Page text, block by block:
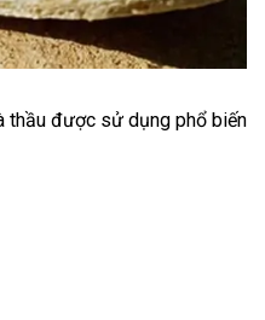
thầu được sử dụng phổ biến